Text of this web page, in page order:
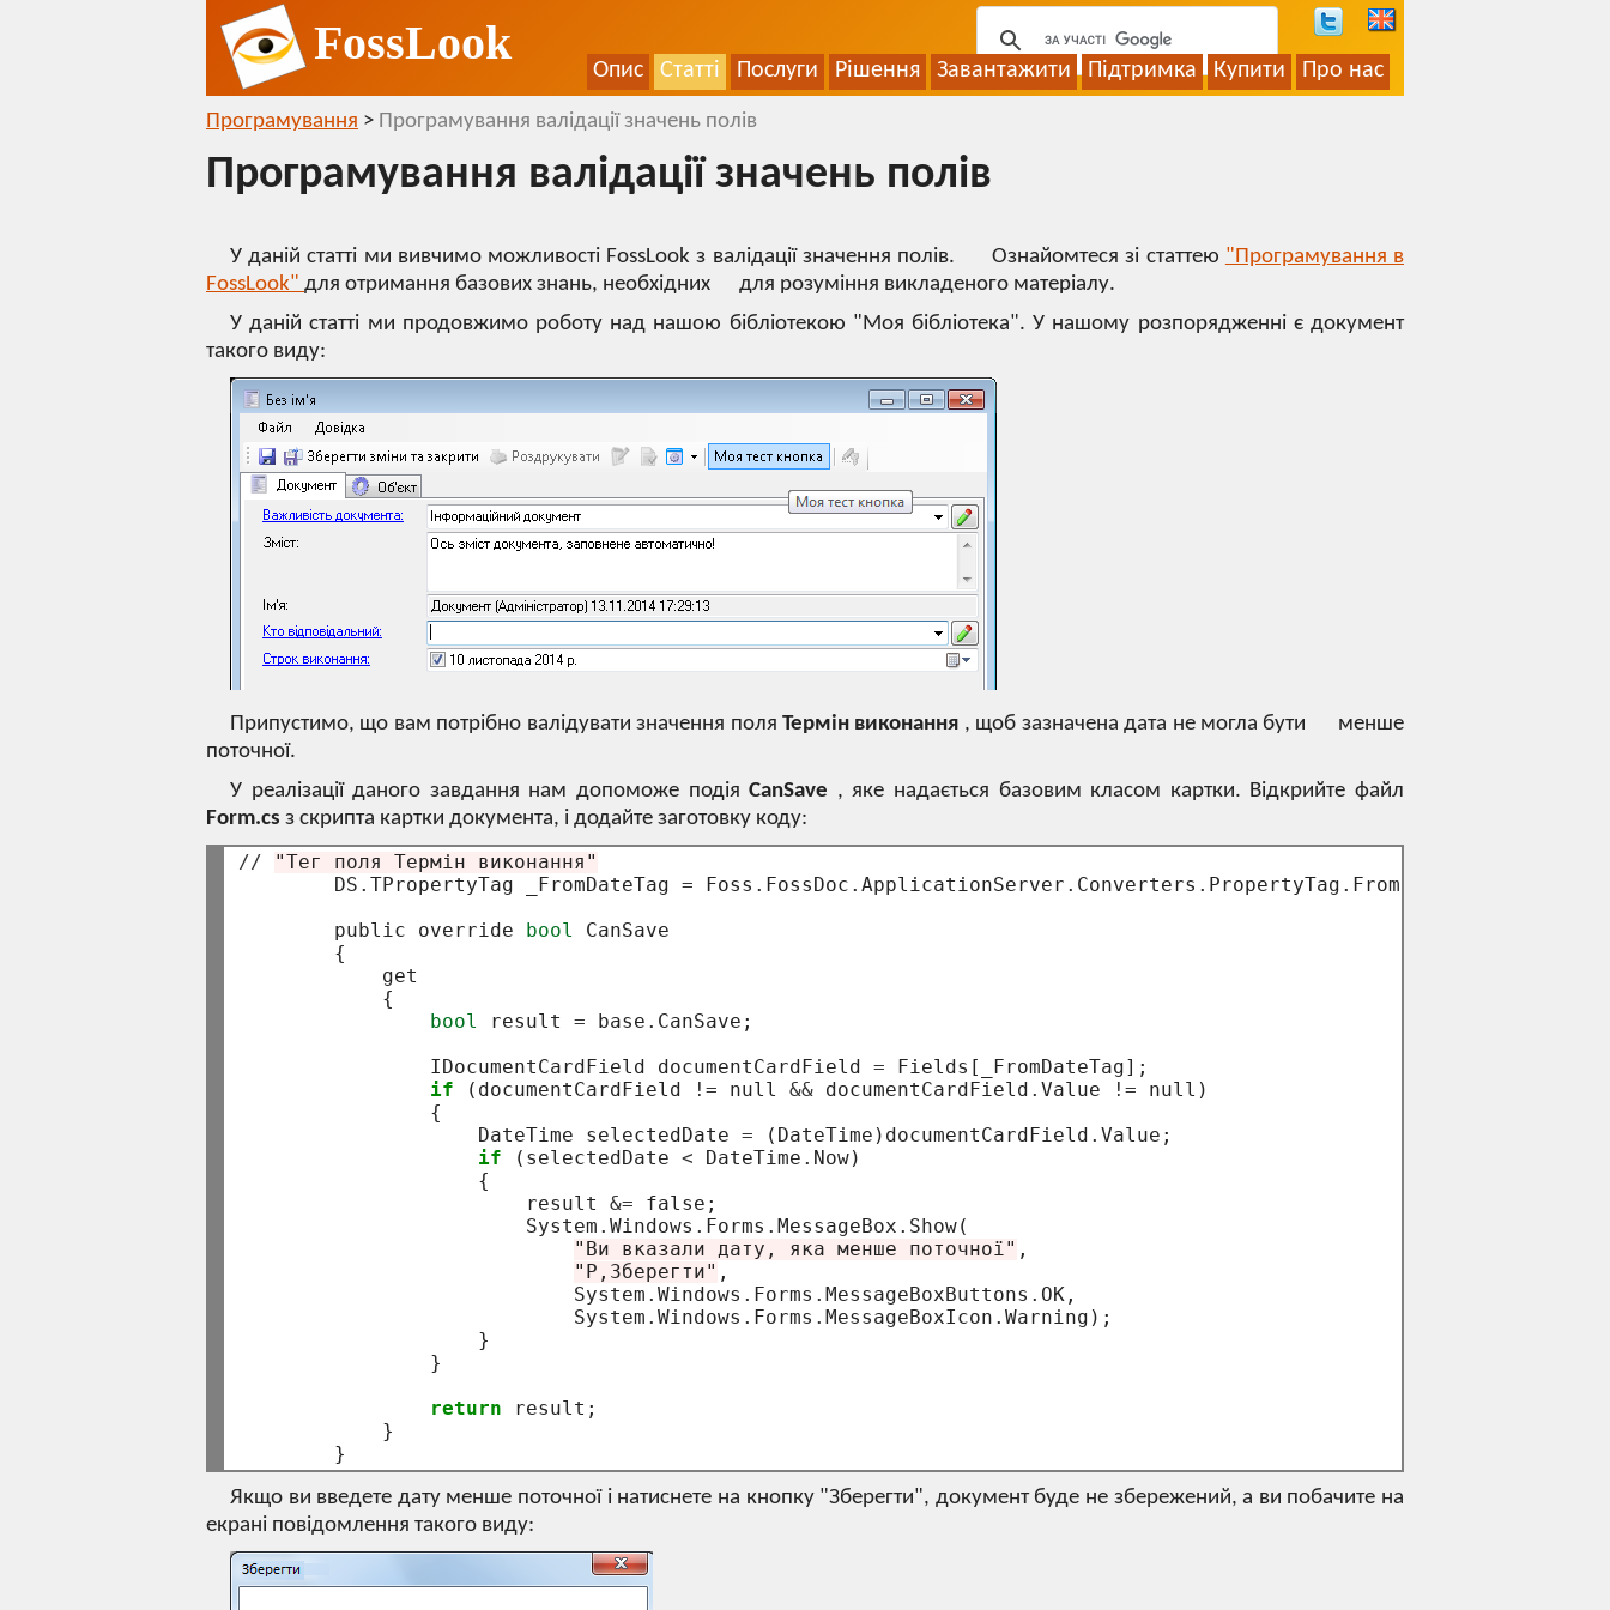
FossLook
Опис Статті Послуги Рішення Завантажити Підтримка Купити Про нас
Програмування > Програмування валідації значень полів
Програмування валідації значень полів
У даній статті ми вивчимо можливості FossLook з валідації значення полів. Ознайомтеся зі статтею "Програмування в
FossLook" для отримання базових знань, необхідних для розуміння викладеного матеріалу.
У даній статті ми продовжимо роботу над нашою бібліотекою "Моя бібліотека". У нашому розпорядженні є документ
такого виду:
Припустимо, що вам потрібно валідувати значення поля Термін виконання , щоб зазначена дата не могла бути менше
поточної.
У реалізації даного завдання нам допоможе подіяCanSave , яке надається базовим класом картки. Відкрийте файл
Form.cs з скрипта картки документа, і додайте заготовку коду:
//
"Тег поля Термін виконання"
        DS
. TPropertyTag _FromDateTag = Foss . FossDoc . ApplicationServer . Converters . PropertyTag . FromString(
        public override
bool
CanSave
        {
            get
            {
bool
result = base . CanSave;
                IDocumentCardField documentCardField
= Fields[_FromDateTag];
if (documentCardField != null && documentCardField . Value != null)
                {
                    DateTime selectedDate
= (DateTime)documentCardField . Value;
if (selectedDate < DateTime . Now)
                    {
                        result
&= false;
                        System
. Windows . Forms . MessageBox . Show(
"Ви вказали дату, яка менше поточної" ,
"P,Зберегти" ,
                            System
. Windows . Forms . MessageBoxButtons . OK,
                            System
. Windows . Forms . MessageBoxIcon . Warning);
                    }
                }
return result;
            }
Якщо ви введете дату менше поточної і натиснете на кнопку "Зберегти", документ буде не збережений, а ви побачите на
екрані повідомлення такого виду: